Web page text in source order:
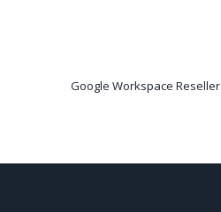
Google Workspace Reseller